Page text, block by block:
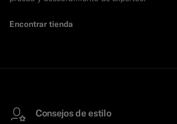
Encontrar tienda
Consejos de estilo